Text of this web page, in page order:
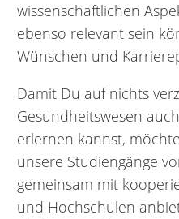
wissenschaftlichen
ebenso relevant sein
Wünschen und
Damit Du auf nichts
Gesundheitswesen
erlernen kannst,
unsere Studiengänge
gemeinsam mit
und Hochschulen